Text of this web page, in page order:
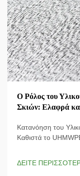
Ο Ρόλος του
Σκιών: Ελαφρά
Κατανόηση του
Καθιστά το
ΔΕΙΤΕ